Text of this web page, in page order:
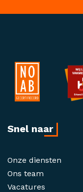
Snel naar
Onze diensten
Ons team
Vacatures